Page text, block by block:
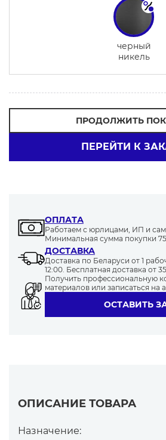
черный
никель
ПРОДОЛЖИТЬ
ПЕРЕЙТИ К
ОПЛАТА
Работаем с юрлицами, ИП и
Минимальная сумма покупки
ДОСТАВКА
Доставка по Беларуси от 1
12:00. Бесплатная доставка от
Получить профессиональную
материалов или записаться на
ОСТАВИТЬ
ОПИСАНИЕ ТОВАРА
Назначение: